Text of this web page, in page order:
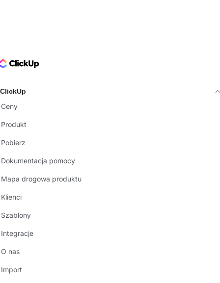
Logo
ClickUp
Ceny
Produkt
Pobierz
Dokumentacja pomocy
Mapa drogowa produktu
Klienci
Szablony
Integracje
O nas
Import